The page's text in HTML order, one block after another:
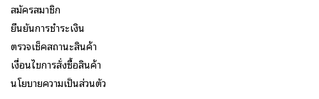
สมัครสมาชิก
ยืนยันการชำระเงิน
ตรวจเช็คสถานะสินค้า
เงื่อนไขการสั่งซื้อสินค้า
นโยบายความเป็นส่วนตัว